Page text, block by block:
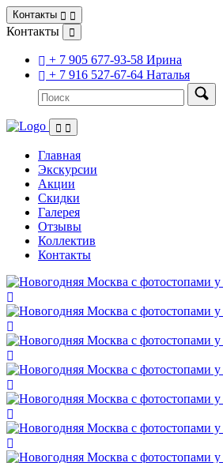
Контакты
Контакты
+ 7 905 677-93-58 Ирина
+ 7 916 527-67-64 Наталья
Главная
Экскурсии
Акции
Скидки
Галерея
Отзывы
Коллектив
Контакты